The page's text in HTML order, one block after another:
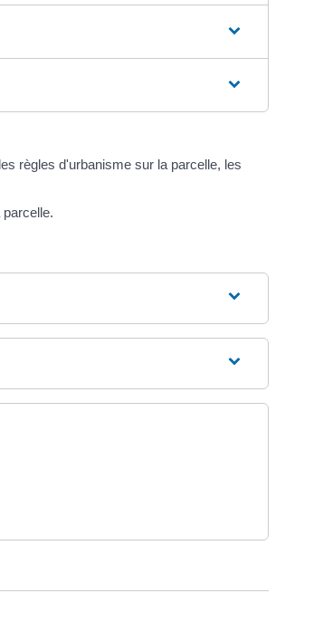
règles d'urbanisme sur la parcelle, les